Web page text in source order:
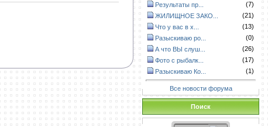
Результаты пр...
(7)
ЖИЛИЩНОЕ ЗАКО...
(21)
Что у вас в х...
(13)
Разыскиваю ро...
(0)
А что ВЫ слуш...
(26)
Фото с рыбалк...
(17)
Разыскиваю Ко...
(1)
Все новости форума
Поиск